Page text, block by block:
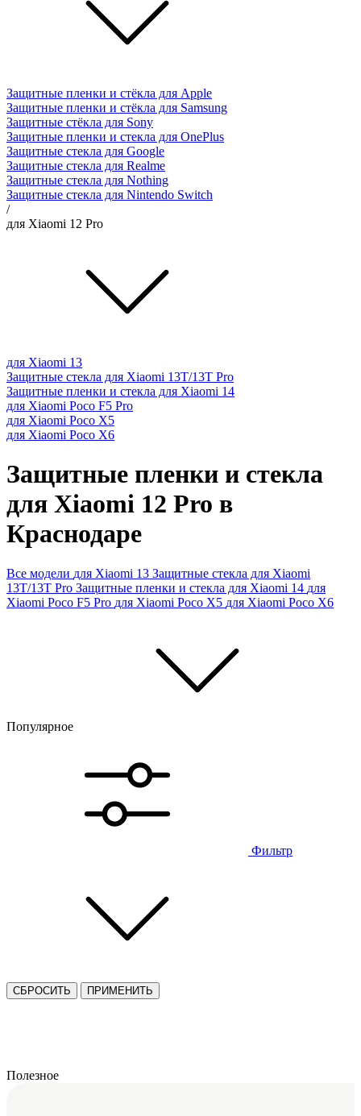
Защитные пленки и стёкла для Apple
Защитные пленки и стёкла для Samsung
Защитные стёкла для Sony
Защитные пленки и стекла для OnePlus
Защитные стекла для Google
Защитные стекла для Realme
Защитные стекла для Nothing
Защитные стекла для Nintendo Switch
/
для Xiaomi 12 Pro
для Xiaomi 13
Защитные стекла для Xiaomi 13T/13T Pro
Защитные пленки и стекла для Xiaomi 14
для Xiaomi Poco F5 Pro
для Xiaomi Poco X5
для Xiaomi Poco X6
Защитные пленки и стекла
для Xiaomi 12 Pro в
Краснодаре
Все модели для Xiaomi 13 Защитные стекла для Xiaomi
13T/13T Pro Защитные пленки и стекла для Xiaomi 14 для
Xiaomi Poco F5 Pro для Xiaomi Poco X5 для Xiaomi Poco X6
Популярное
Фильтр
СБРОСИТЬ ПРИМЕНИТЬ
Полезное